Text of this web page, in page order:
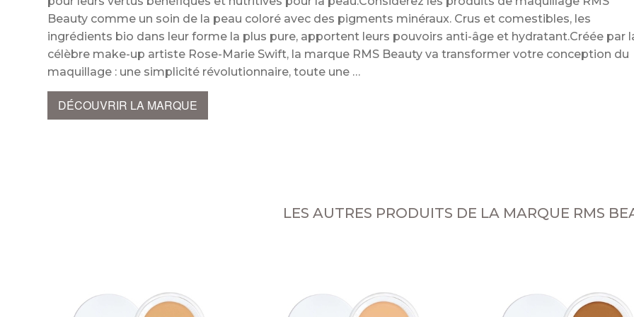
Beauty comme un soin de la peau coloré avec des pigments minéraux. Crus et comestibles, les
ingrédients bio dans leur forme la plus pure, apportent leurs pouvoirs anti-âge et hydratant.Créée par
célèbre make-up artiste Rose-Marie Swift, la marque RMS Beauty va transformer votre conception du
maquillage : une simplicité révolutionnaire, toute une
DÉCOUVRIR LA MARQUE
LES AUTRES PRODUITS DE LA MARQUE RMS